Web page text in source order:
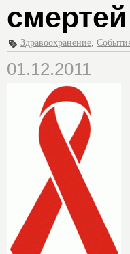
Здравоохранение,
01.12.2011